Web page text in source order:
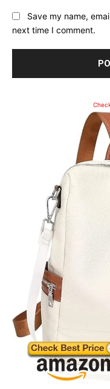
Save my name,
next time I comment.